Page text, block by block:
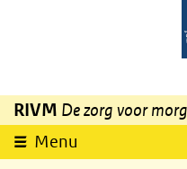
Overslaan en naar de inhoud
RIVM De zorg voor
Menu